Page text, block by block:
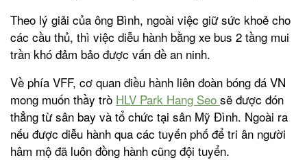
Theo lý giải của ông Bình, ngoài việc giữ sức khoẻ cho
các cầu thủ, thì việc diễu hành bằng xe bus 2 tầng mui
trần khó đảm bảo được vấn đề an ninh.
Về phía VFF, cơ quan điều hành liên đoàn bóng đá VN
mong muốn thầy trò HLV Park Hang Seo sẽ được đón
thẳng từ sân bay và tổ chức tại sân Mỹ Đình. Ngoài ra
nếu được diễu hành qua các tuyến phố để tri ân người
hâm mộ đã luôn đồng hành cũng đội tuyển.